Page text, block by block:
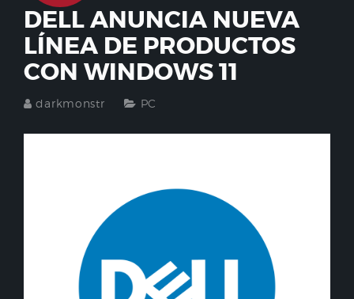
DELL ANUNCIA NUEVA
LÍNEA DE PRODUCTOS
CON WINDOWS 11
darkmonstr PC